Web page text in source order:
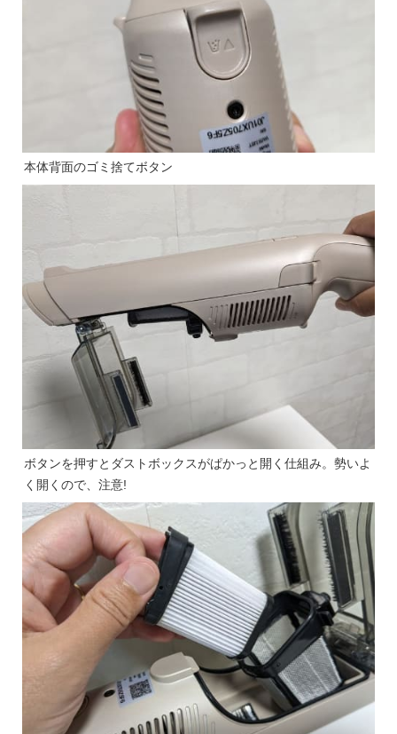
本体背面のゴミ捨てボタン
ボタンを押すとダストボックスがぱかっと開く仕組み。勢いよ
く開くので、注意!